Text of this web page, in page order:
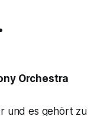
Orchestra
und es gehört zu